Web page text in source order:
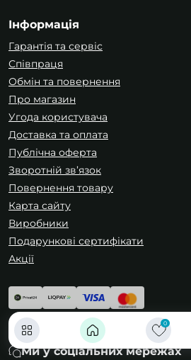
0
Інформація
Гарантія та сервіс
Співпраця
Обмін та повернення
Про магазин
Угода користувача
Доставка та оплата
Публічна оферта
Зворотній зв’язок
Повернення товару
Карта сайту
Виробники
Подарункові сертифікати
Акції
Ми у соціальних мережах